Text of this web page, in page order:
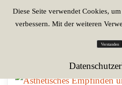
Diese Seite verwendet Cookies,
verbessern. Mit der weiteren
Verstanden